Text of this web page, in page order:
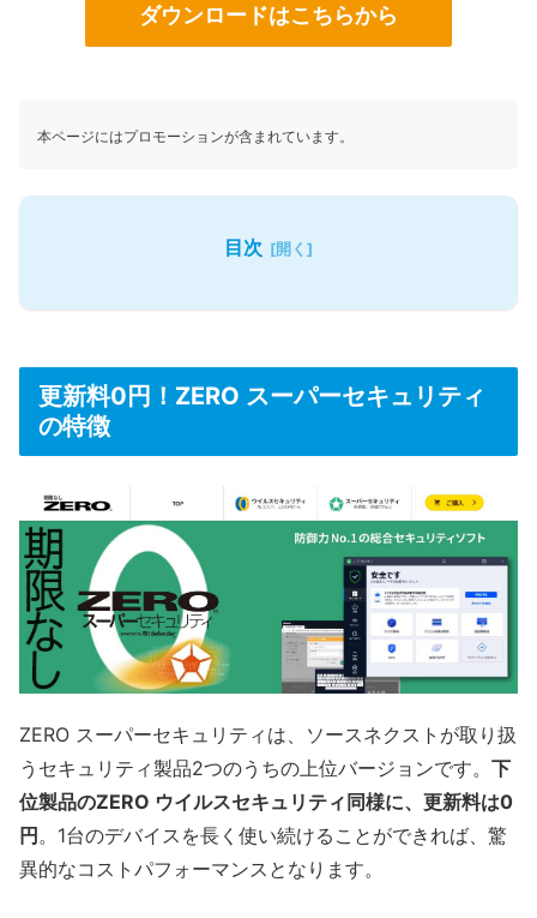
ダウンロードはこちらから
本ページにはプロモーションが含まれています。
目次
更新料0円！ZERO スーパーセキュリティ
の特徴
ZERO スーパーセキュリティは、ソースネクストが取り扱
うセキュリティ製品2つのうちの上位バージョンです。 下
位製品のZERO ウイルスセキュリティ同様に、更新料は0
円。1台のデバイスを長く使い続けることができれば、驚
異的なコストパフォーマンスとなります。